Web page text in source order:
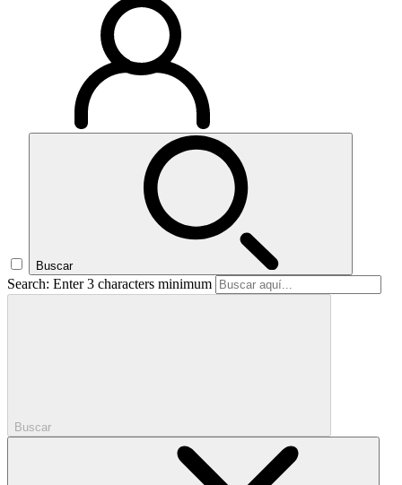
Buscar
Search: Enter 3 characters minimum
Buscar